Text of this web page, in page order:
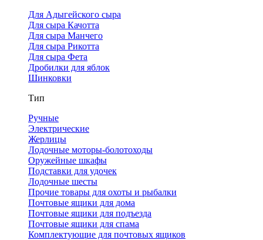
Для Адыгейского сыра
Для сыра Качотта
Для сыра Манчего
Для сыра Рикотта
Для сыра Фета
Дробилки для яблок
Шинковки
Тип
Ручные
Электрические
Жерлицы
Лодочные моторы-болотоходы
Оружейные шкафы
Подставки для удочек
Лодочные шесты
Прочие товары для охоты и рыбалки
Почтовые ящики для дома
Почтовые ящики для подъезда
Почтовые ящики для спама
Комплектующие для почтовых ящиков